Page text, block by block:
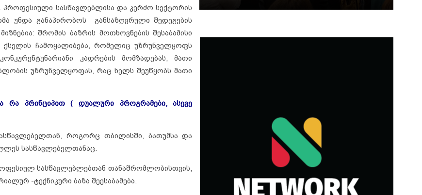
პროფესიული სასწავლებლისა და კერძო სექტორის
უნდა განაპირობოს განსაზღვრული შედეგების
შრომის ბაზრის მოთხოვნების შესაბამისი
ჩამოყალიბება, რომელიც უზრუნველყოფს
კადრების მომზადებას, მათი
უზრუნველყოფას, რაც ხელს შეუწყობს მათი
პრინციპით ( დუალური პროგრამები, ასევე
როგორც თბილისში, ბათუმსა და
სასწავლებელთანაც.
სასწავლებლებთან თანაშრომლობისთვის,
-ტექნიკური ბაზა შეესაბამება.